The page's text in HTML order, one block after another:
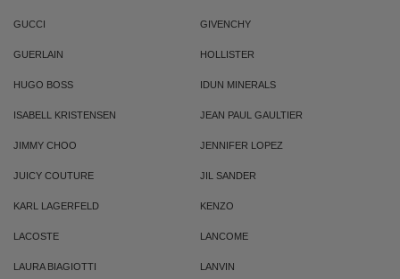
GUCCI GIVENCHY
GUERLAIN HOLLISTER
HUGO BOSS IDUN MINERALS
ISABELL KRISTENSEN JEAN PAUL GAULTIER
JIMMY CHOO JENNIFER LOPEZ
JUICY COUTURE JIL SANDER
KARL LAGERFELD KENZO
LACOSTE LANCOME
LAURA BIAGIOTTI LANVIN